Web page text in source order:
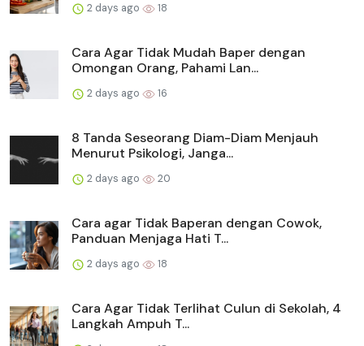
2 days ago 18
Cara Agar Tidak Mudah Baper dengan
Omongan Orang, Pahami Lan...
2 days ago 16
8 Tanda Seseorang Diam-Diam Menjauh
Menurut Psikologi, Janga...
2 days ago 20
Cara agar Tidak Baperan dengan Cowok,
Panduan Menjaga Hati T...
2 days ago 18
Cara Agar Tidak Terlihat Culun di Sekolah, 4
Langkah Ampuh T...